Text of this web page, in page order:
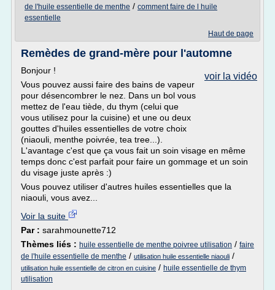
de l'huile essentielle de menthe / comment faire de l huile
essentielle
Haut de page
Remèdes de grand-mère pour l'automne
voir la vidéo
Bonjour !
Vous pouvez aussi faire des bains de vapeur
pour désencombrer le nez. Dans un bol vous
mettez de l'eau tiède, du thym (celui que
vous utilisez pour la cuisine) et une ou deux
gouttes d'huiles essentielles de votre choix
(niaouli, menthe poivrée, tea tree...).
L'avantage c'est que ça vous fait un soin visage en même
temps donc c'est parfait pour faire un gommage et un soin
du visage juste après :)
Vous pouvez utiliser d'autres huiles essentielles que la
niaouli, vous avez...
Voir la suite
Par : sarahmounette712
Thèmes liés : huile essentielle de menthe poivree utilisation / faire
de l'huile essentielle de menthe / utilisation huile essentielle niaouli /
utilisation huile essentielle de citron en cuisine / huile essentielle de thym
utilisation